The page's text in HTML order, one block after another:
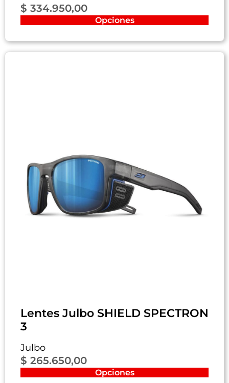
$ 334.950,00
Opciones
Lentes Julbo SHIELD SPECTRON
3
Julbo
$ 265.650,00
Opciones